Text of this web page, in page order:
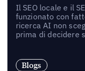
Il SEO locale e il
funzionato con
ricerca AI non
prima di decidere
Blogs